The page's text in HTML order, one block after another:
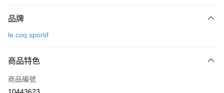
信用卡一次付款
LINE Pay
Apple Pay
品牌
le coq sportif
商品特色
商品編號